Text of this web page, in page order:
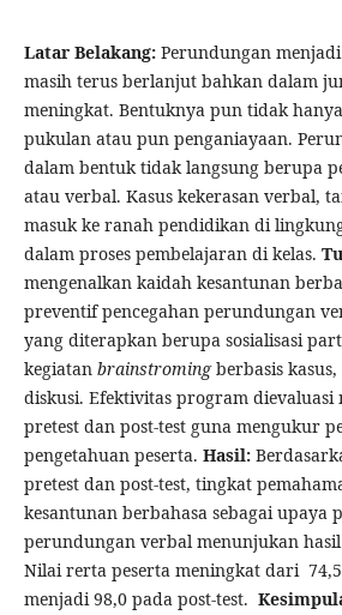
Latar Belakang:Perundungan
masih terus berlanjut bahkan dalam
meningkat. Bentuknya pun tidak
pukulan atau pun penganiayaan.
dalam bentuk tidak langsung berupa
atau verbal. Kasus kekerasan verbal,
masuk ke ranah pendidikan di
dalam proses pembelajaran di kelas.
mengenalkan kaidah kesantunan
preventif pencegahan perundungan
yang diterapkan berupa sosialisasi
kegiatan brainstromingberbasis
diskusi. Efektivitas program dievaluasi
pretest dan post-test guna mengukur
pengetahuan peserta. Hasil:
pretest dan post-test, tingkat
kesantunan berbahasa sebagai upaya
perundungan verbal menunjukan
Nilai rerta peserta meningkat dari
menjadi 98,0 pada post-test.